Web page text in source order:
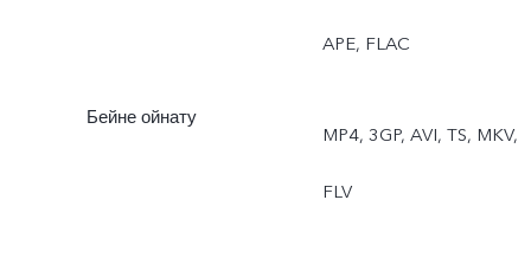
APE, FLAC
Бейне ойнату
MP4, 3GP, AVI, TS, MKV,
FLV